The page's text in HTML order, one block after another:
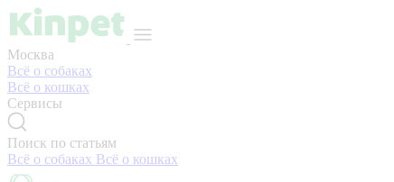
Москва
Всё о собаках
Всё о кошках
Сервисы
Поиск по статьям
Всё о собаках Всё о кошках